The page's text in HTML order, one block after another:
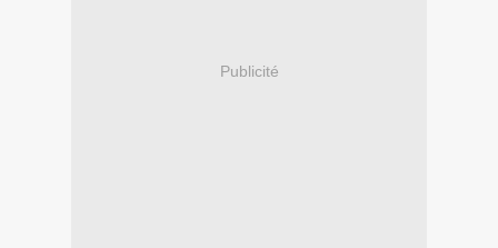
Publicité